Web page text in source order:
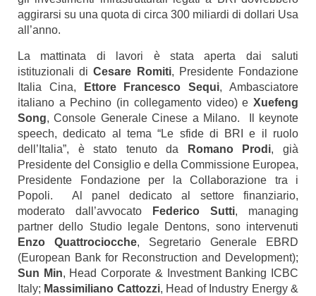
aggirarsi su una quota di circa 300 miliardi di dollari Usa
all’anno.
La mattinata di lavori è stata aperta dai saluti
istituzionali diCesare Romiti, Presidente Fondazione
Italia Cina,
Ettore Francesco Sequi, Ambasciatore
italiano a Pechino (in collegamento video) e Xuefeng
Song, Console Generale Cinese a Milano. Il keynote
speech, dedicato al tema “Le sfide di BRI e il ruolo
dell’Italia”, è stato tenuto da
Romano Prodi, già
Presidente del Consiglio e della Commissione Europea,
Presidente Fondazione per la Collaborazione tra i
Popoli. Al panel dedicato al settore finanziario,
moderato dall’avvocato
Federico Sutti, managing
partner dello Studio legale Dentons, sono intervenuti
Enzo Quattrociocche, Segretario Generale EBRD
(European Bank for Reconstruction and Development);
Sun Min, Head Corporate & Investment Banking ICBC
Italy; Massimiliano Cattozzi, Head of Industry Energy &